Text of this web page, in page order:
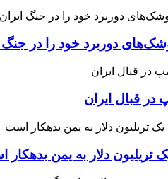
دوربرد خود را در
در قبال ایران
دلار به یمن بدهکار